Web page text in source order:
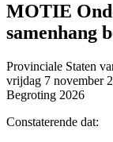
MOTIE
samenhang
Provinciale Staten
vrijdag 7 november
Begroting 2026
Constaterende dat: